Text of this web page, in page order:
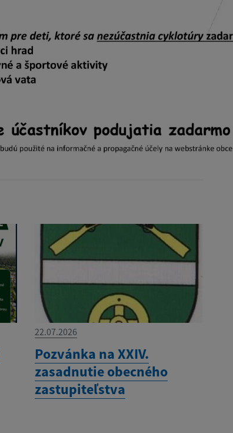
22.07.2026
Pozvánka na XXIV.
zasadnutie obecného
zastupiteľstva